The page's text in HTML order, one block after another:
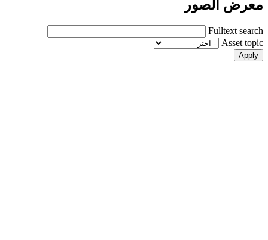
معرض الصور
Fulltext search
Asset topic